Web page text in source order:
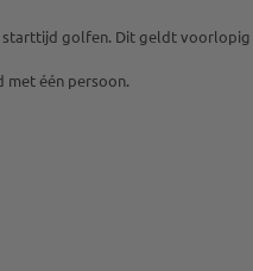
starttijd golfen. Dit geldt
met één persoon.